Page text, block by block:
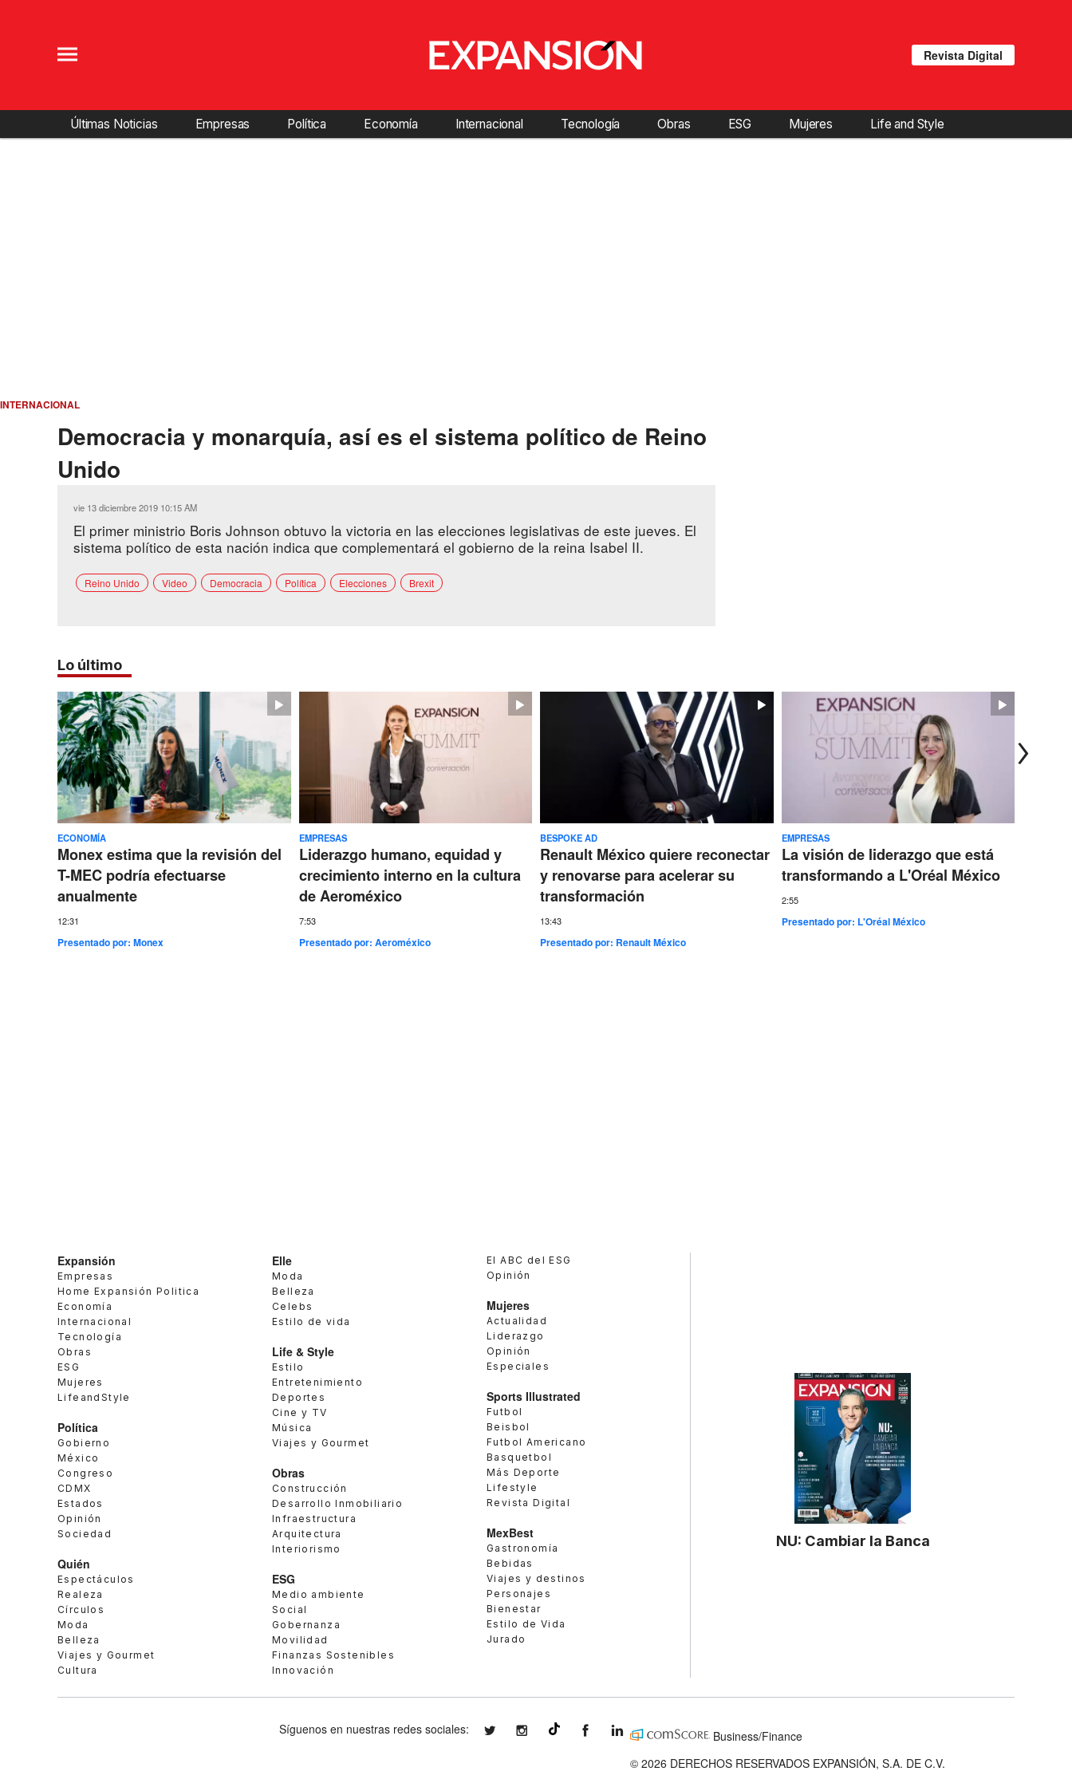
Revista Digital
Últimas Noticias Empresas Política Economía Internacional Tecnología Obras ESG Mujeres Life and Style
INTERNACIONAL
Democracia y monarquía, así es el sistema político de Reino
Unido
vie 13 diciembre 2019 10:15 AM
El primer ministrio Boris Johnson obtuvo la victoria en las elecciones legislativas de este jueves. El
sistema político de esta nación indica que complementará el gobierno de la reina Isabel II.
Reino Unido Video Democracia Política Elecciones Brexit
Lo último
ECONOMÍA
Monex estima que la revisión del
T-MEC podría efectuarse
anualmente
12:31
Presentado por:Monex
EMPRESAS
Liderazgo humano, equidad y
crecimiento interno en la cultura
de Aeroméxico
7:53
Presentado por: Aeroméxico
BESPOKE AD
Renault México quiere reconectar
y renovarse para acelerar su
transformación
13:43
Presentado por: Renault México
EMPRESAS
La visión de liderazgo que está
transformando a L'Oréal México
2:55
Presentado por: L'Oréal México
Expansión
Empresas
Home Expansión Politica
Economía
Internacional
Tecnología
Obras
ESG
Mujeres
LifeandStyle
Política
Gobierno
México
Congreso
CDMX
Estados
Opinión
Sociedad
Quién
Espectáculos
Realeza
Círculos
Moda
Belleza
Viajes y Gourmet
Cultura
Elle
Moda
Belleza
Celebs
Estilo de vida
Life & Style
Estilo
Entretenimiento
Deportes
Cine y TV
Música
Viajes y Gourmet
Obras
Construcción
Desarrollo Inmobiliario
Infraestructura
Arquitectura
Interiorismo
ESG
Medio ambiente
Social
Gobernanza
Movilidad
Finanzas Sostenibles
Innovación
El ABC del ESG
Opinión
Mujeres
Actualidad
Liderazgo
Opinión
Especiales
Sports Illustrated
Futbol
Beisbol
Futbol Americano
Basquetbol
Más Deporte
Lifestyle
Revista Digital
MexBest
Gastronomía
Bebidas
Viajes y destinos
Personajes
Bienestar
Estilo de Vida
Jurado
NU: Cambiar la Banca
Síguenos en nuestras redes sociales: expansionmxexpansionmx ExpansionMex
expansion
Business/Finance
© 2026 DERECHOS RESERVADOS EXPANSIÓN, S.A. DE C.V.